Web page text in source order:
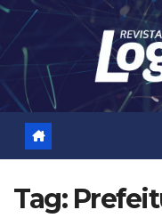
Skip
content
Tag: